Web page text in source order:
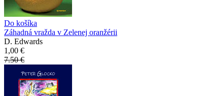
Do košíka
Záhadná vražda v Zelenej oranžérii
D. Edwards
1,00 €
7.50 €